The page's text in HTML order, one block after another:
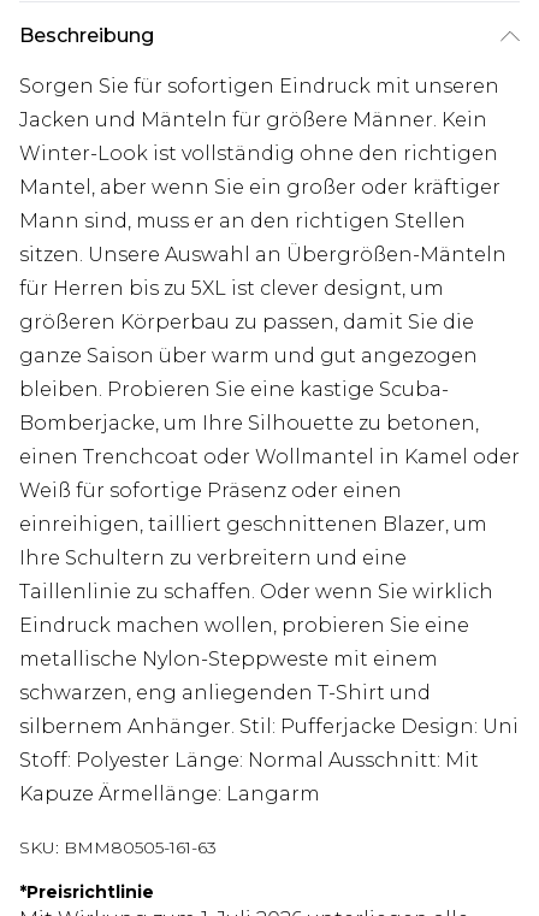
Beschreibung
Sorgen Sie für sofortigen Eindruck mit unseren
Jacken und Mänteln für größere Männer. Kein
Winter-Look ist vollständig ohne den richtigen
Mantel, aber wenn Sie ein großer oder kräftiger
Mann sind, muss er an den richtigen Stellen
sitzen. Unsere Auswahl an Übergrößen-Mänteln
für Herren bis zu 5XL ist clever designt, um
größeren Körperbau zu passen, damit Sie die
ganze Saison über warm und gut angezogen
bleiben. Probieren Sie eine kastige Scuba-
Bomberjacke, um Ihre Silhouette zu betonen,
einen Trenchcoat oder Wollmantel in Kamel oder
Weiß für sofortige Präsenz oder einen
einreihigen, tailliert geschnittenen Blazer, um
Ihre Schultern zu verbreitern und eine
Taillenlinie zu schaffen. Oder wenn Sie wirklich
Eindruck machen wollen, probieren Sie eine
metallische Nylon-Steppweste mit einem
schwarzen, eng anliegenden T-Shirt und
silbernem Anhänger. Stil: Pufferjacke Design: Uni
Stoff: Polyester Länge: Normal Ausschnitt: Mit
Kapuze Ärmellänge: Langarm
SKU: BMM80505-161-63
*Preisrichtlinie